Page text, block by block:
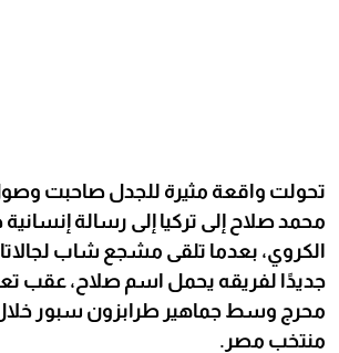
تحولت واقعة مثيرة للجدل صاحبت
محمد صلاح إلى تركيا إلى رسالة
الكروي، بعدما تلقى مشجع شاب
جديدًا لفريقه يحمل اسم صلاح، عقب
محرج وسط جماهير طرابزون سبور
منتخب مصر.